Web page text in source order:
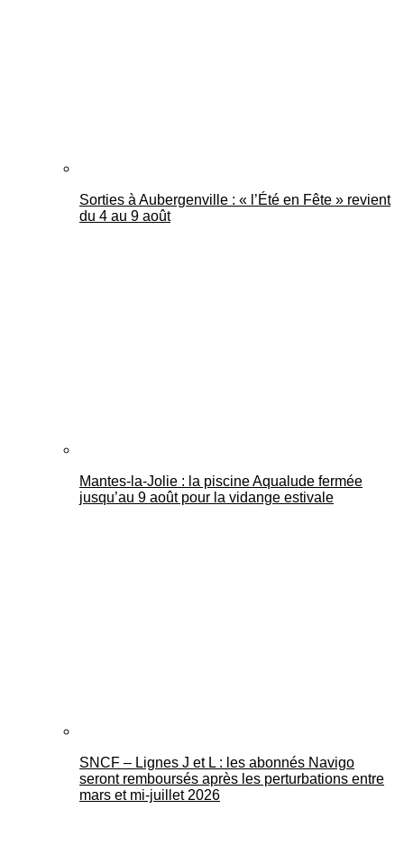
Sorties à Aubergenville : « l’Été en Fête » revient
du 4 au 9 août
Mantes-la-Jolie : la piscine Aqualude fermée
jusqu’au 9 août pour la vidange estivale
SNCF – Lignes J et L : les abonnés Navigo
seront remboursés après les perturbations entre
mars et mi-juillet 2026